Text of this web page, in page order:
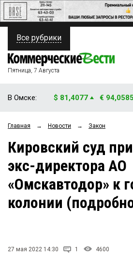
ПОЛИТИКА
ФИНАНСЫ
ОБЩЕСТВО
ЗАКОН
НОВОСТИ КОМПАНИЙ
ПРОИСШЕСТВИЯ
Все рубрики
Пятница, 7 Августа
В Омске: $ 81,4077 € 94,0585
Главная → Новости → Закон
Кировский суд
экс-директора АО
«Омскавтодор» к
колонии
27 мая 2022 14:30 1 4600